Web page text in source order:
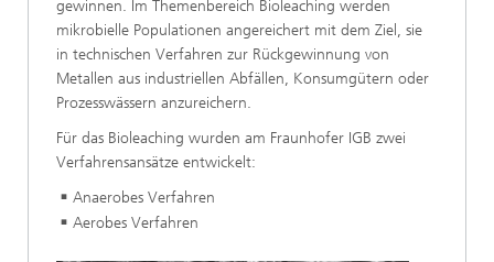
gewinnen. Im Themenbereich Bioleaching werden
mikrobielle Populationen angereichert mit dem Ziel, sie
in technischen Verfahren zur Rückgewinnung von
Metallen aus industriellen Abfällen, Konsumgütern oder
Prozesswässern anzureichern.
Für das Bioleaching wurden am Fraunhofer IGB zwei
Verfahrensansätze entwickelt:
Anaerobes Verfahren
Aerobes Verfahren